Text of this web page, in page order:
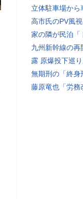
立体駐車場か
高市氏のPV風
家の隣が民泊「
九州新幹線の
露 原爆投下巡
無期刑の「終身
藤原竜也「労務